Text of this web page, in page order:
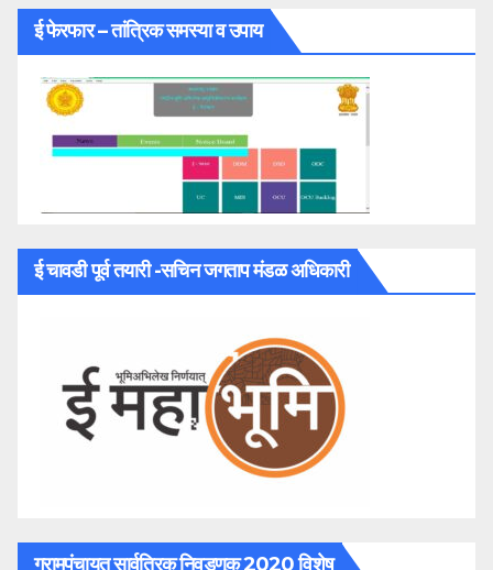
ई फेरफार – तांत्रिक समस्या व उपाय
ई चावडी पूर्व तयारी -सचिन जगताप मंडळ अधिकारी
ग्रामपंचायत सार्वत्रिक निवडणूक 2020 विशेष